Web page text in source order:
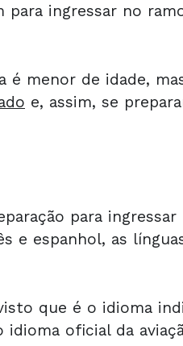
para ingressar no
é menor de idade,
e, assim, se
para
e espanhol, as
que é o idioma
idioma oficial da